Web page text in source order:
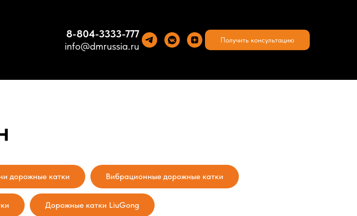
8-804-3333-777
info@dmrussia.ru
Получить консультацию
дорожные катки Вибрационные дорожные катки
Дорожные катки LiuGong